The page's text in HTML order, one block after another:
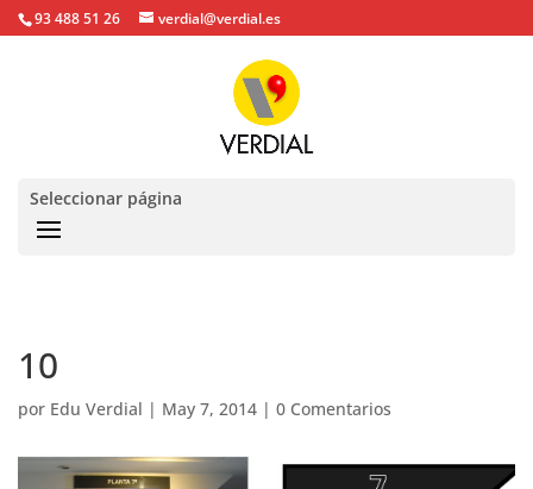
93 488 51 26 verdial@verdial.es
Seleccionar página
10
por Edu Verdial | May 7, 2014 | 0 Comentarios